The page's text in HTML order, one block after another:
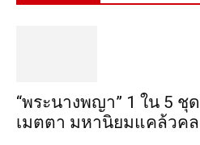
“พระ​นาง​พญา” 1 ใน 5​ ชุ
เมตตา​ มหา​นิยม​แคล้วค